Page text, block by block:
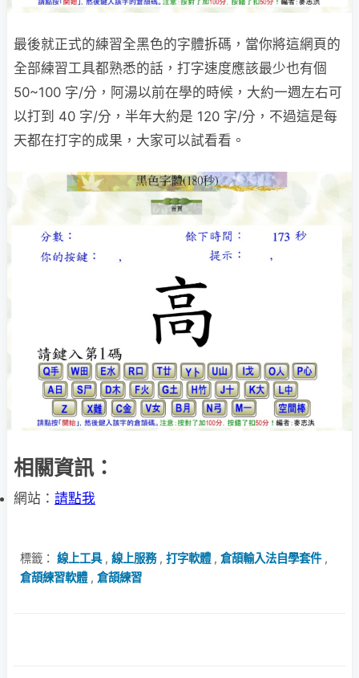
最後就正式的練習全黑色的字體拆碼，當你將這網頁的
全部練習工具都熟悉的話，打字速度應該最少也有個
50~100 字/分，阿湯以前在學的時候，大約一週左右可
以打到 40 字/分，半年大約是 120 字/分，不過這是每
天都在打字的成果，大家可以試看看。
相關資訊：
網站： 請點我
標籤： 線上工具, 線上服務, 打字軟體, 倉頡輸入法自學套件,
倉頡練習軟體, 倉頡練習